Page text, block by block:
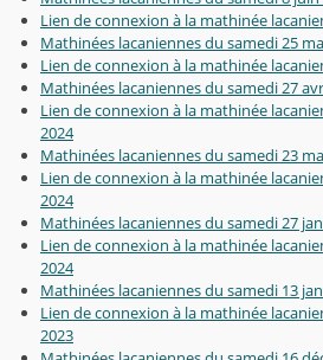
Lien de connexion à la mathinée
Mathinées lacaniennes du samedi 25
Lien de connexion à la mathinée
Mathinées lacaniennes du samedi 27
Lien de connexion à la mathinée
2024
Mathinées lacaniennes du samedi 23
Lien de connexion à la mathinée
2024
Mathinées lacaniennes du samedi 27
Lien de connexion à la mathinée
2024
Mathinées lacaniennes du samedi 13
Lien de connexion à la mathinée
2023